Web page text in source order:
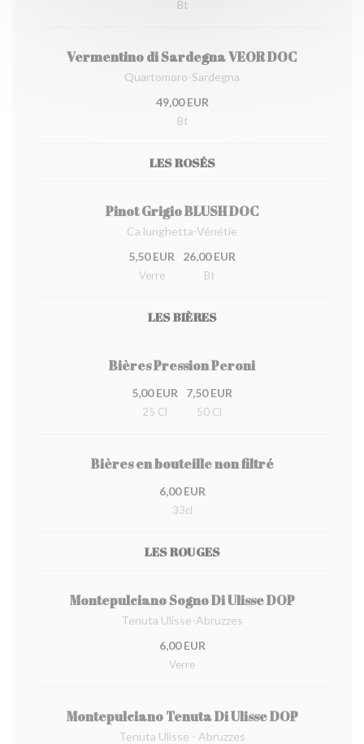
Bt
Vermentino di Sardegna VEOR DOC
Quartomoro-Sardegna
49,00 EUR
Bt
LES ROSÉS
Pinot Grigio BLUSH DOC
Ca lunghetta-Vénétie
5,50 EUR
Verre
26,00 EUR
Bt
LES BIÈRES
Bières Pression Peroni
5,00 EUR
25 Cl
7,50 EUR
50 Cl
Bières en bouteille non filtré
6,00 EUR
33cl
LES ROUGES
Montepulciano Sogno Di Ulisse DOP
Tenuta Ulisse-Abruzzes
6,00 EUR
Verre
Montepulciano Tenuta Di Ulisse DOP
Tenuta Ulisse - Abruzzes